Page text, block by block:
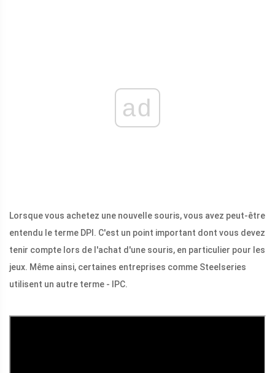
ad
Lorsque vous achetez une nouvelle souris, vous avez peut-être
entendu le terme DPI. C'est un point important dont vous devez
tenir compte lors de l'achat d'une souris, en particulier pour les
jeux. Même ainsi, certaines entreprises comme Steelseries
utilisent un autre terme - IPC.